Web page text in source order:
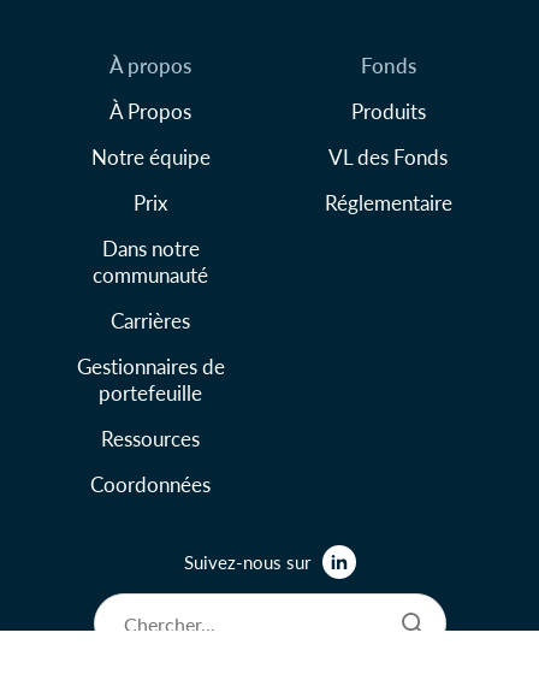
À propos
À Propos
Notre équipe
Prix
Dans notre
communauté
Carrières
Fonds
Produits
VL des Fonds
Réglementaire
Gestionnaires de
portefeuille
Ressources
Coordonnées
Suivez-nous sur